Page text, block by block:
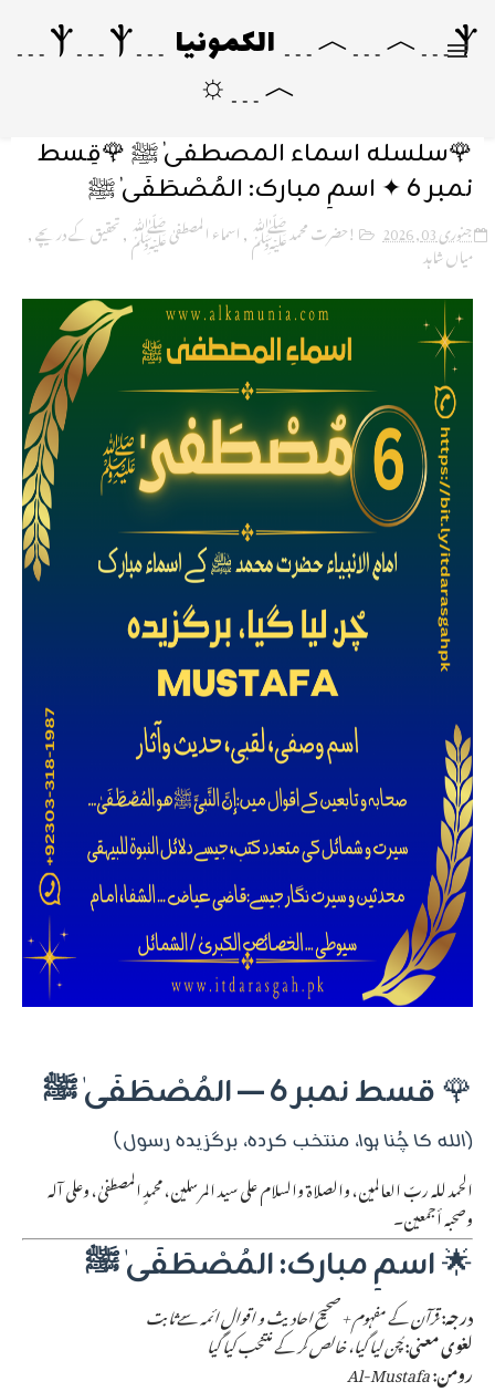
Ⲯ﹍︿﹍︿﹍ الکمونیا ﹍Ⲯ﹍Ⲯ﹍
︿﹍☼
🌹سلسلہ اسماء المصطفیٰ ﷺ 🌹قِسط
نمبر 6 ✦ اسمِ مبارک: المُصْطَفَىٰ ﷺ
جنوری 03, 2026 !حضرت محمد ﷺ ,اسماء المصطفیٰ ﷺ ,تحقیق کے دریچے,
میاں شاہد
🌹قسط نمبر 6 — المُصْطَفَىٰ ﷺ
(اللہ کا چُنا ہوا، منتخب کردہ، برگزیدہ رسول)
الحمد للہ ربّ العالمین، والصلاة والسلام على سید المرسلین، محمدٍ المصطفىٰ، وعلى آلہ
وصحبہ أجمعین۔
🌟اسمِ مبارک: المُصْطَفَىٰ ﷺ
درجہ:قرآن کے مفہوم + صحیح احادیث و اقوالِ ائمہ سے ثابت
لغوی معنی:چُن لیا گیا، خالص کر کے منتخب کیا گیا
رومن:Al-Mustafa